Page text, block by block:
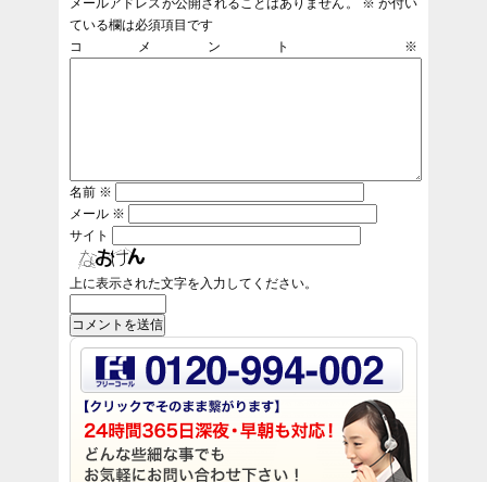
メールアドレスが公開されることはありません。
※ が付い
ている欄は必須項目です
コメント ※
名前 ※
メール ※
サイト
上に表示された文字を入力してください。